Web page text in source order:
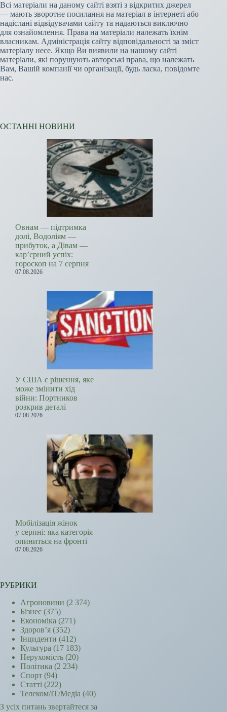
Всі матеріали на даному сайті взяті з відкритих джерел
— мають зворотне посилання на матеріал в інтернеті або
надіслані відвідувачами сайту та надаються виключно
для ознайомлення. Права на матеріали належать їхнім
власникам. Адміністрація сайту відповідальності за зміст
матеріалу несе. Якщо Ви виявили на нашому сайті
матеріали, які порушують авторські права, що належать
Вам, Вашій компанії чи організації, будь ласка, повідомте
нас.
ОСТАННІ НОВИНИ
Овнам — підтримка
долі, Водоліям —
прибуток, а Дівам —
кар’єрний успіх:
гороскоп на 7 серпня
07.08.2026
У США є рішення, яке
може змінити хід
війни: Портников
розкрив деталі
07.08.2026
Мобілізація жінок
у серпні: яка категорія
опиниться на фронті
07.08.2026
РУБРИКИ
Агроновини (2 374)
Бізнес (375)
Економіка (271)
Здоров’я (352)
Інциденти (412)
Культура (17 183)
Нерухомість (20)
Політика (2 234)
Спорт (94)
Статті (222)
Телеком/ІТ/Медіа (40)
З усіх питань звертайтеся за